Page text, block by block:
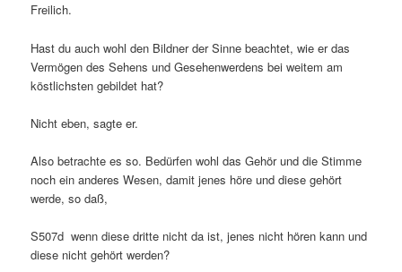
Freilich.
Hast du auch wohl den Bildner der Sinne beachtet, wie er das
Vermögen des Sehens und Gesehenwerdens bei weitem am
köstlichsten gebildet hat?
Nicht eben, sagte er.
Also betrachte es so. Bedürfen wohl das Gehör und die Stimme
noch ein anderes Wesen, damit jenes höre und diese gehört
werde, so daß,
S507d wenn diese dritte nicht da ist, jenes nicht hören kann und
diese nicht gehört werden?